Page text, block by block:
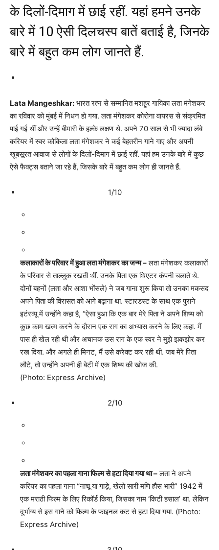
के दिलों-दिमाग में छाई रहीं. यहां हमने उनके
बारे में 10 ऐसी दिलचस्प बातें बताई है, जिनके
बारे में बहुत कम लोग जानते हैं.
Lata Mangeshkar: भारत रत्न से सम्मानित मशहूर गायिका लता मंगेशकर
का रविवार को मुंबई में निधन हो गया. लता मंगेशकर कोरोना वायरस से संक्रमित
पाई गई थीं और उन्हें बीमारी के हल्के लक्षण थे. अपने 70 साल से भी ज्यादा लंबे
करियर में स्वर कोकिला लता मंगेशकर ने कई बेहतरीन गाने गाए और अपनी
खूबसूरत आवाज से लोगों के दिलों-दिमाग में छाई रहीं. यहां हम उनके बारे में कुछ
ऐसे फैक्ट्स बताने जा रहे हैं, जिसके बारे में बहुत कम लोग ही जानते हैं.
1/10
कलाकारों के परिवार में हुआ लता मंगेशकर का जन्म –लता मंगेशकर कलाकारों
के परिवार से ताल्लुक रखती थीं. उनके पिता एक थिएटर कंपनी चलाते थे.
दोनों बहनों (लता और आशा भोंसले) ने जब गाना शुरू किया तो उनका मकसद
अपने पिता की विरासत को आगे बढ़ाना था. स्टारडस्ट के साथ एक पुराने
इटंरव्यू में उन्होंने कहा है, “ऐसा हुआ कि एक बार मेरे पिता ने अपने शिष्य को
कुछ काम खत्म करने के दौरान एक राग का अभ्यास करने के लिए कहा. मैं
पास ही खेल रही थी और अचानक उस राग के एक स्वर ने मुझे झकझोर कर
रख दिया. और अगले ही मिनट, मैं उसे करेक्ट कर रही थी. जब मेरे पिता
लौटे, तो उन्होंने अपनी ही बेटी में एक शिष्य की खोज की.
(Photo: Express Archive)
2/10
लता मंगेशकर का पहला गाना फिल्म से हटा दिया गया था –लता ने अपने
करियर का पहला गाना “नाचू या गाड़े, खेलो सारी मणि हौस भारी” 1942 में
एक मराठी फिल्म के लिए रिकॉर्ड किया, जिसका नाम ‘किटी हसाल’ था. लेकिन
दुर्भाग्य से इस गाने को फिल्म के फाइनल कट से हटा दिया गया. (Photo:
Express Archive)